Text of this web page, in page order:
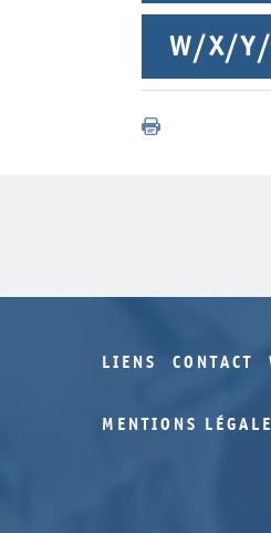
W/X/
LIENS CONTACT
MENTIONS